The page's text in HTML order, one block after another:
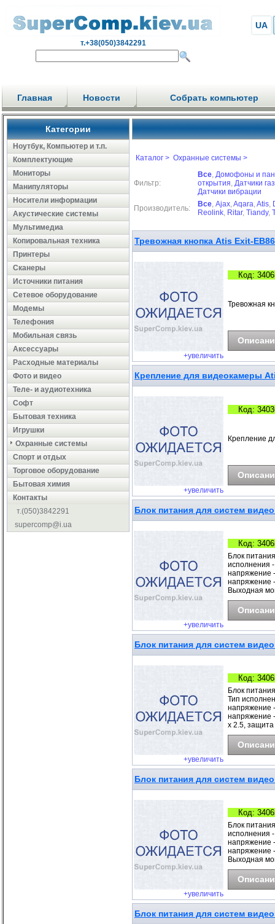
т.+38(050)3842291
UA
Главная Новости Собрать компьютер
Категории
Ноутбук, Компьютер и т.п.
Комплектующие
Мониторы
Манипуляторы
Носители информации
Акустические системы
Мультимедиа
Копировальная техника
Принтеры
Сканеры
Источники питания
Сетевое оборудование
Модемы
Телефония
Мобильная связь
Аксессуары
Расходные материалы
Фото и видео
Теле- и аудиотехника
Софт
Бытовая техника
Игрушки
Охранные системы
Cпорт и отдых
Торговое оборудование
Бытовая химия
Контакты
т.(050)3842291
supercomp@i.ua
Каталог > Охранные системы >
Фильтр:
Все, Домофоны и
открытия, Датчики
Датчики вибрации
Производитель:
Все, Ajax,Aqara,Atis,
Reolink, Ritar, Tiandy,
Тревожная кнопка Atis Exit-EB86
+увеличить
Код:
Тревожная
Крепление для видеокамеры
+увеличить
Код:
Крепление
Блок питания для систем
+увеличить
Код:
Блок
исполнения
напряжение
напряжение
Выходная
Блок питания для систем
+увеличить
Код:
Блок
Тип
напряжение
напряжение
х 2.5, защита
Блок питания для систем
+увеличить
Код:
Блок
исполнения
напряжение
напряжение
Выходная
Блок питания для систем